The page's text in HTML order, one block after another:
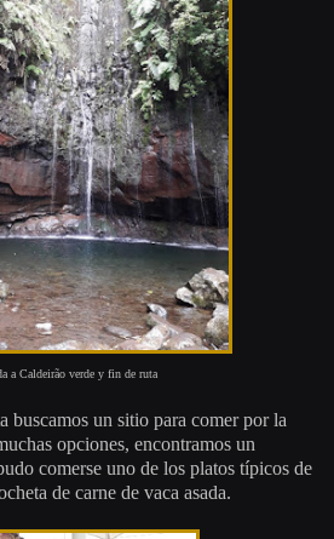
a Caldeirão verde y fin de ruta
buscamos un sitio para comer por la
opciones, encontramos un
comerse uno de los platos típicos de
de carne de vaca asada.